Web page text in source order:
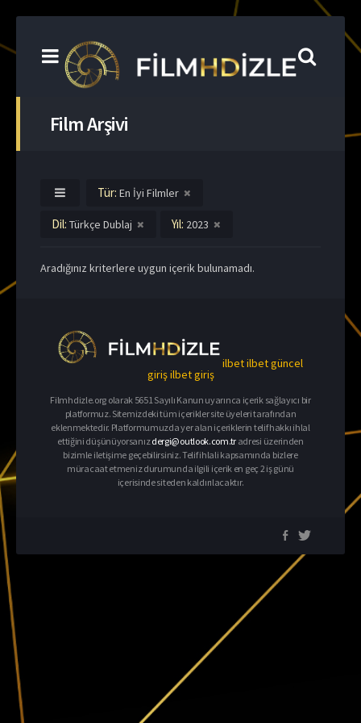
Film Arşivi
Tür: En İyi Filmler
Dil: Türkçe Dublaj Yıl: 2023
Aradığınız kriterlere uygun içerik bulunamadı.
ilbetilbet güncel
girişilbet giriş
Filmhdizle.org olarak 5651 Sayılı Kanun uyarınca içerik sağlayıcı bir
platformuz. Sitemizdeki tüm içerikler site üyeleri tarafından
eklenmektedir. Platformumuzda yer alan içeriklerin telif hakkı ihlal
ettiğini düşünüyorsanızdergi@outlook.com.tr adresi üzerinden
bizimle iletişime geçebilirsiniz. Telif ihlali kapsamında bizlere
müracaat etmeniz durumunda ilgili içerik en geç 2 iş günü
içerisinde siteden kaldırılacaktır.